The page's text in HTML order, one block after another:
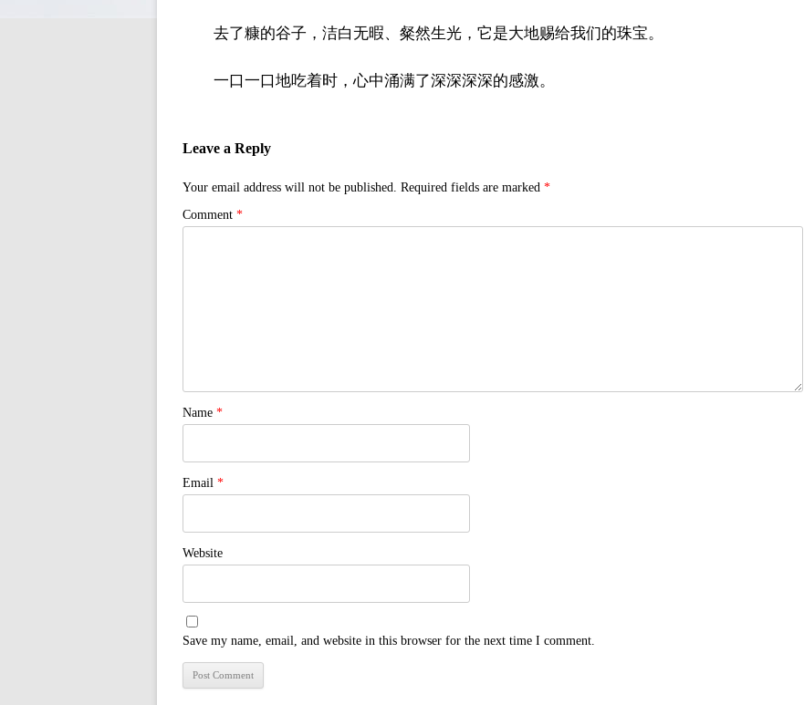
去了糠的谷子，洁白无暇、粲然生光，它是大地赐给我们的珠宝。
一口一口地吃着时，心中涌满了深深深深的感激。
Leave a Reply
Your email address will not be published. Required fields are marked *
Comment *
Name *
Email *
Website
Save my name, email, and website in this browser for the next time I comment.